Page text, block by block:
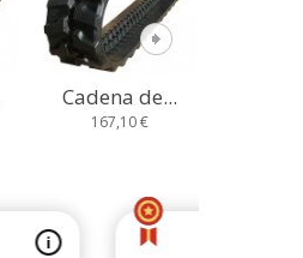
Cadena de...
235,67 €